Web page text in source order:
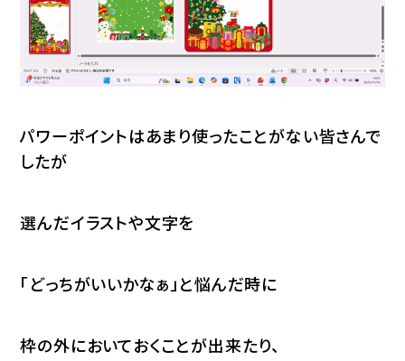
パワーポイントはあまり使ったことがない皆さんで
したが
選んだイラストや文字を
「どっちがいいかなぁ」と悩んだ時に
枠の外においておくことが出来たり、